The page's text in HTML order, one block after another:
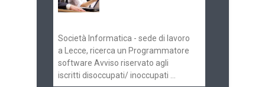
Società Informatica - sede di lavoro
a Lecce, ricerca un Programmatore
software Avviso riservato agli
iscritti disoccupati/ inoccupati ...